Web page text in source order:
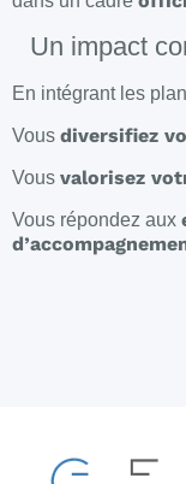
Un impact
En intégrant les
Vous diversifiez
Vous valorisez
Vous répondez aux